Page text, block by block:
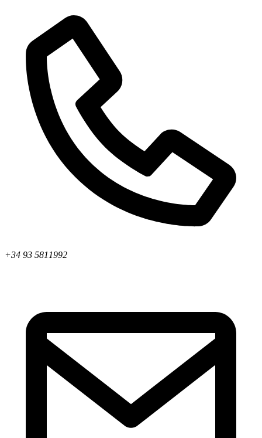
+34 93 5811992